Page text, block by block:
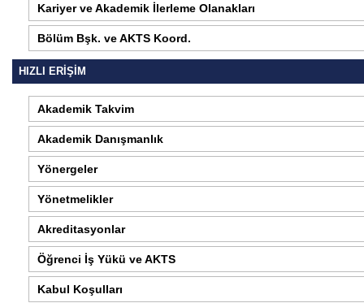
Kariyer ve Akademik İlerleme Olanakları
Bölüm Bşk. ve AKTS Koord.
HIZLI ERİŞİM
Akademik Takvim
Akademik Danışmanlık
Yönergeler
Yönetmelikler
Akreditasyonlar
Öğrenci İş Yükü ve AKTS
Kabul Koşulları